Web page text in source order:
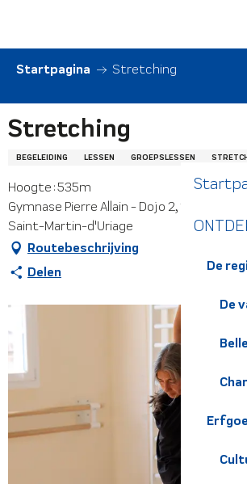
contenu
principal
De
De
Startpagina Stretching
Stretching
BEGELEIDING LESSEN GROEPSLESSEN
Hoogte : 535m
Gymnase Pierre Allain - Dojo 2, 240
Saint-Martin-d'Uriage
Routebeschrijving
Delen